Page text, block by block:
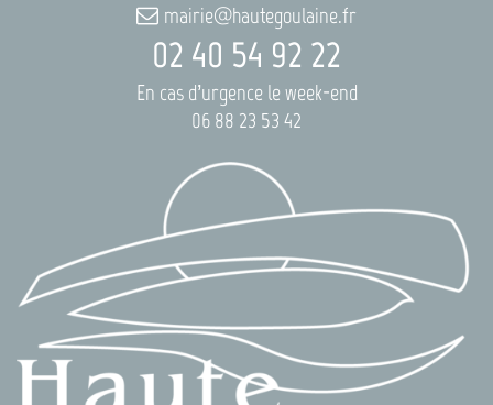
mairie@hautegoulaine.fr
02 40 54 92 22
En cas d’urgence le week-end
06 88 23 53 42